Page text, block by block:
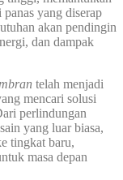
yang diserap
akan pendingin
dan dampak
telah menjadi
mencari solusi
perlindungan
yang luar biasa,
tingkat baru,
masa depan